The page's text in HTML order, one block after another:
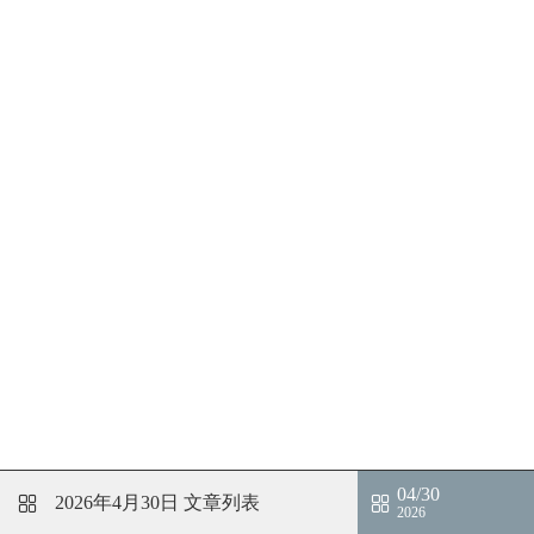
2026年4月30日 文章列表 04/30
2026